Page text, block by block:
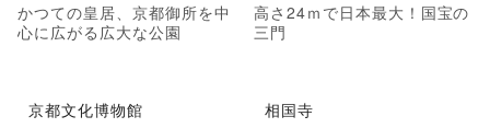
かつての皇居、京都御所を中
心に広がる広大な公園
高さ24ｍで日本最大！国宝の
三門
京都文化博物館 相国寺